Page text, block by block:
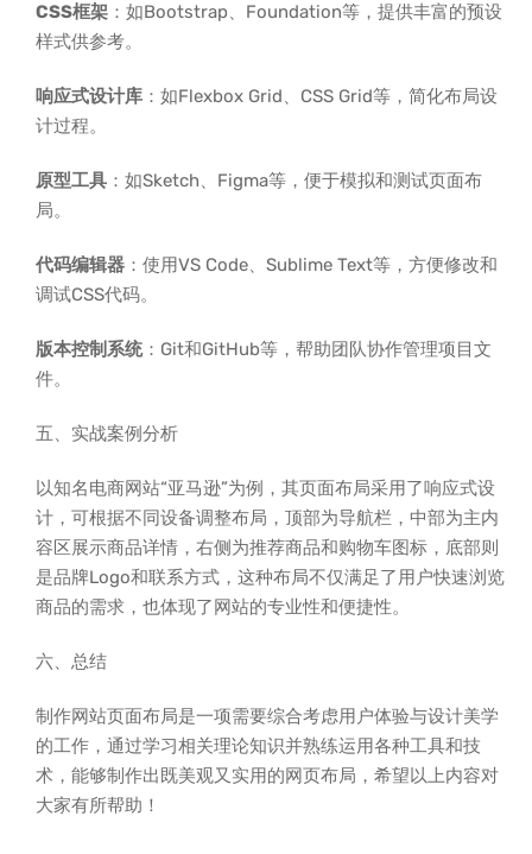
CSS框架 ：如Bootstrap、Foundation等，提供丰富的预设
样式供参考。
响应式设计库 ：如Flexbox Grid、CSS Grid等，简化布局设
计过程。
原型工具 ：如Sketch、Figma等，便于模拟和测试页面布
局。
代码编辑器 ：使用VS Code、Sublime Text等，方便修改和
调试CSS代码。
版本控制系统：Git和GitHub等，帮助团队协作管理项目文
件。
五、实战案例分析
以知名电商网站“亚马逊”为例，其页面布局采用了响应式设
计，可根据不同设备调整布局，顶部为导航栏，中部为主内
容区展示商品详情，右侧为推荐商品和购物车图标，底部则
是品牌Logo和联系方式，这种布局不仅满足了用户快速浏览
商品的需求，也体现了网站的专业性和便捷性。
六、总结
制作网站页面布局是一项需要综合考虑用户体验与设计美学
的工作，通过学习相关理论知识并熟练运用各种工具和技
术，能够制作出既美观又实用的网页布局，希望以上内容对
大家有所帮助！